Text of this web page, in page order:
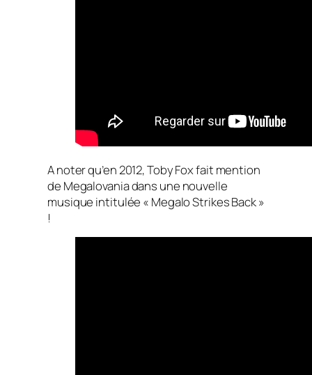
A noter qu’en 2012, Toby Fox fait mention
de Megalovania dans une nouvelle
musique intitulée « Megalo Strikes Back »
!